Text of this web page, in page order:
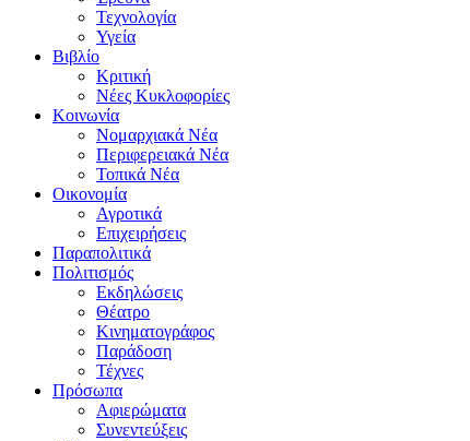
Τεχνολογία
Υγεία
Βιβλίο
Κριτική
Νέες Κυκλοφορίες
Κοινωνία
Νομαρχιακά Νέα
Περιφερειακά Νέα
Τοπικά Νέα
Οικονομία
Αγροτικά
Επιχειρήσεις
Παραπολιτικά
Πολιτισμός
Εκδηλώσεις
Θέατρο
Κινηματογράφος
Παράδοση
Τέχνες
Πρόσωπα
Αφιερώματα
Συνεντεύξεις